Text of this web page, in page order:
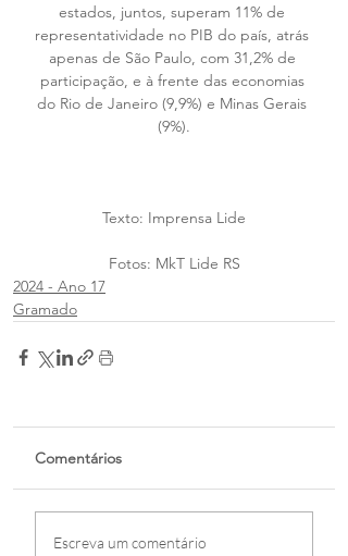
estados, juntos, superam 11% de
representatividade no PIB do país, atrás
apenas de São Paulo, com 31,2% de
participação, e à frente das economias
do Rio de Janeiro (9,9%) e Minas Gerais
(9%).
Texto: Imprensa Lide
Fotos: MkT Lide RS
2024 - Ano 17
Gramado
Comentários
Escreva um comentário